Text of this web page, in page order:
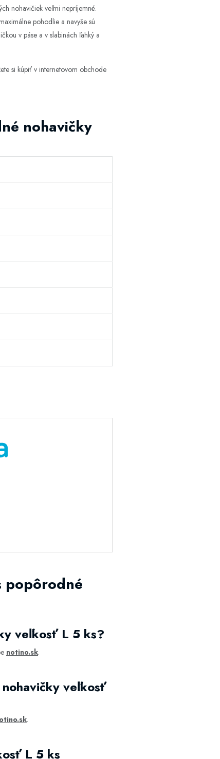
nohavičiek veľmi nepríjemné.
pohodlie a navyše sú
v páse a v slabinách ľahký a
si kúpiť v internetovom obchode
nohavičky
popôrodné
veľkosť L 5 ks?
notino.sk.
veľkosť
.
L 5 ks